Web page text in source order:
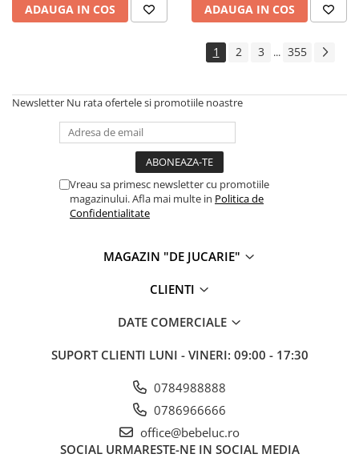
ADAUGA IN COS ADAUGA IN COS
1 2 3 ... 355
Newsletter Nu rata ofertele si promotiile noastre
Vreau sa primesc newsletter cu promotiile
magazinului. Afla mai multe in Politica de
Confidentialitate
MAGAZIN "DE JUCARIE"
CLIENTI
DATE COMERCIALE
SUPORT CLIENTI LUNI - VINERI: 09:00 - 17:30
0784988888
0786966666
office@bebeluc.ro
SOCIAL URMARESTE-NE IN SOCIAL MEDIA